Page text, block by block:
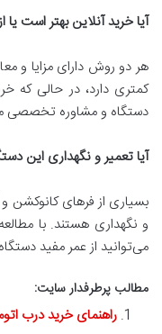
آیا خرید آنلاین بهتر است یا
هر دو روش دارای مزایا و
کمتری دارد، در حالی که
دستگاه و مشاوره تخصصی
آیا تعمیر و نگهداری این
بسیاری از فرهای کانوکشن
و نگهداری هستند. با
می‌توانید از عمر مفید
مطالب پرطرفدار سایت:
راهنمای خرید درب